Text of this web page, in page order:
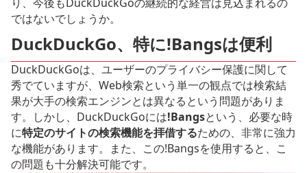
ではないでしょうか。
DuckDuckGo、特に!Bangsは便利
DuckDuckGoは、ユーザーのプライバシー保護に関して
秀でていますが、Web検索という単一の観点では検索結
果が大手の検索エンジンとは異なるという問題がありま
す。しかし、DuckDuckGoには!Bangsという、必要な時
に特定のサイトの検索機能を拝借するための、非常に強力
な機能があります。また、この!Bangsを使用すると、こ
の問題も十分解決可能です。